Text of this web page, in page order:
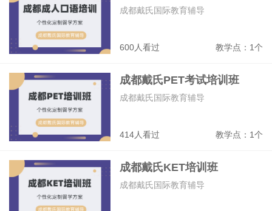
600人看过 教学点：1个
成都戴氏国际教育辅导
成都戴氏PET考试培训班
414人看过 教学点：1个
成都戴氏国际教育辅导
成都戴氏KET培训班
成都戴氏国际教育辅导